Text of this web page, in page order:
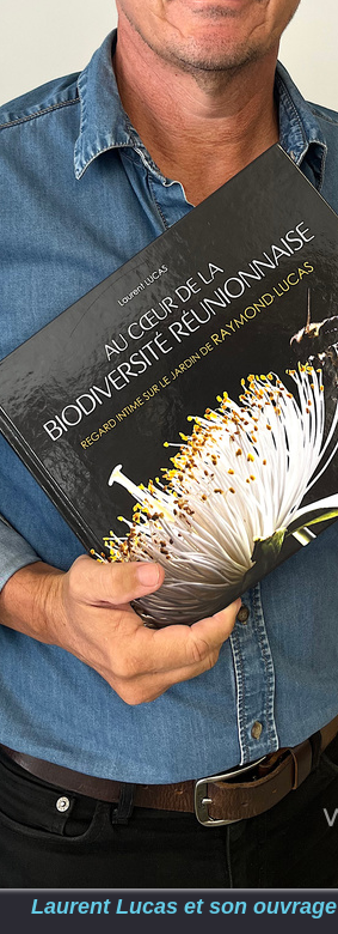
Laurent Lucas et son ouvrage